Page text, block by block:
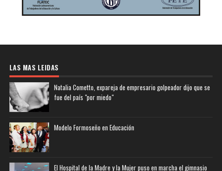
LAS MAS LEIDAS
Natalia Cometto, expareja de empresario golpeador dijo que se
fue del país "por miedo"
Modelo Formoseño en Educación
El Hospital de la Madre y la Mujer puso en marcha el gimnasio